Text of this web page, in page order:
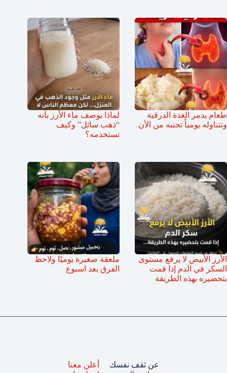
طعام يدمر الغدة الدرقية
وتتناوله يومياً تجنبه من الأن
لماذا يوصف ماء الأرز بأنه
“ذهب سائل” وكيف
تستخدمه؟
الأرز الأبيض لا يرفع مستوى
السكر في الدم إذا قمت
بتحضيره بهذه الطريقة
ملعقة صغيرة يوميًا ولاحظ
الفرق بعد اسبوع
عن ثقف نفسك
أعلن معنا